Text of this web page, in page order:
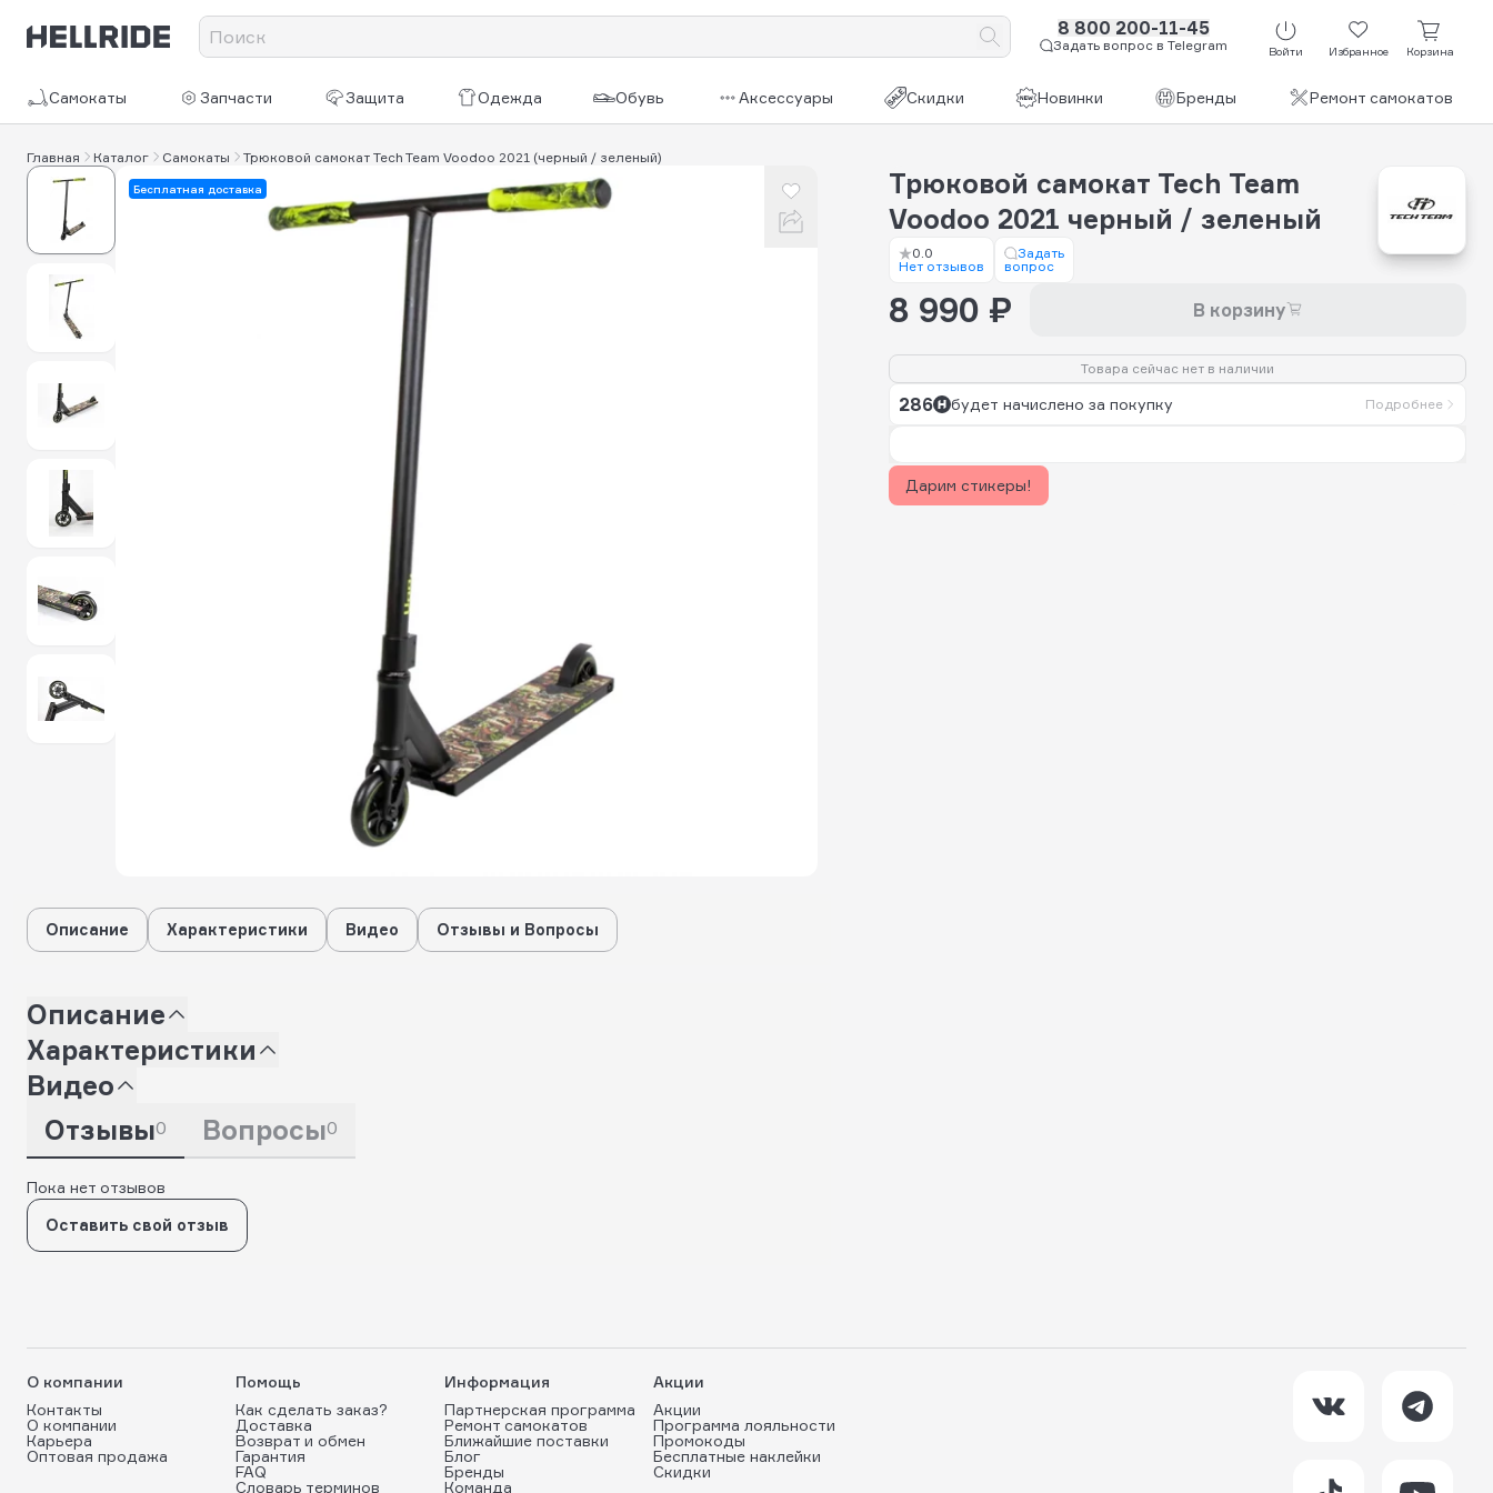
8 800 200-11-45
Задать вопрос в Telegram Войти Избранное Корзина
Самокаты Запчасти Защита Одежда Обувь Аксессуары Скидки Новинки Бренды Ремонт самокатов
Главная Каталог Самокаты Трюковой самокат Tech Team Voodoo 2021 (черный / зеленый)
Бесплатная доставка
Трюковой самокат Tech Team
Voodoo 2021 черный / зеленый
0.0
Нет отзывов
Задать
вопрос
8 990 ₽ В корзину
Товара сейчас нет в наличии
286 будет начислено за покупку Подробнее
Дарим стикеры!
Описание Характеристики Видео Отзывы и Вопросы
Описание
Характеристики
Видео
Отзывы0 Вопросы0
Пока нет отзывов
Оставить свой отзыв
О компании
Контакты
О компании
Карьера
Оптовая продажа
Помощь
Как сделать заказ?
Доставка
Возврат и обмен
Гарантия
FAQ
Словарь терминов
Информация
Партнерская программа
Ремонт самокатов
Ближайшие поставки
Блог
Бренды
Команда
Акции
Акции
Программа лояльности
Промокоды
Бесплатные наклейки
Скидки